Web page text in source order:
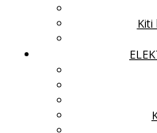
Kiti